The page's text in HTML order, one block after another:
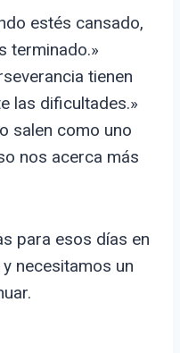
estés cansado,
terminado.»
tienen
las dificultades.»
salen como uno
nos acerca más
para esos días en
necesitamos un